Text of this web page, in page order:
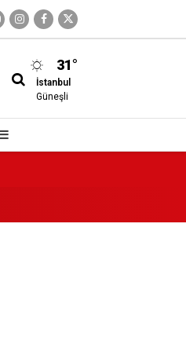
31°
İstanbul
Güneşli